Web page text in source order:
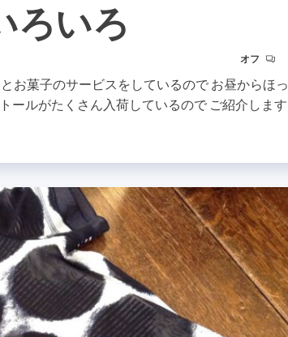
ろいろ
オフ
お菓子のサービスをしているので お昼からほっ
ールがたくさん入荷しているので ご紹介します